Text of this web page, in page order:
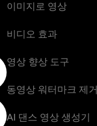
이미지로 영상
비디오 효과
영상 향상 도구
동영상 워터마크 제거
AI 댄스 영상 생성기